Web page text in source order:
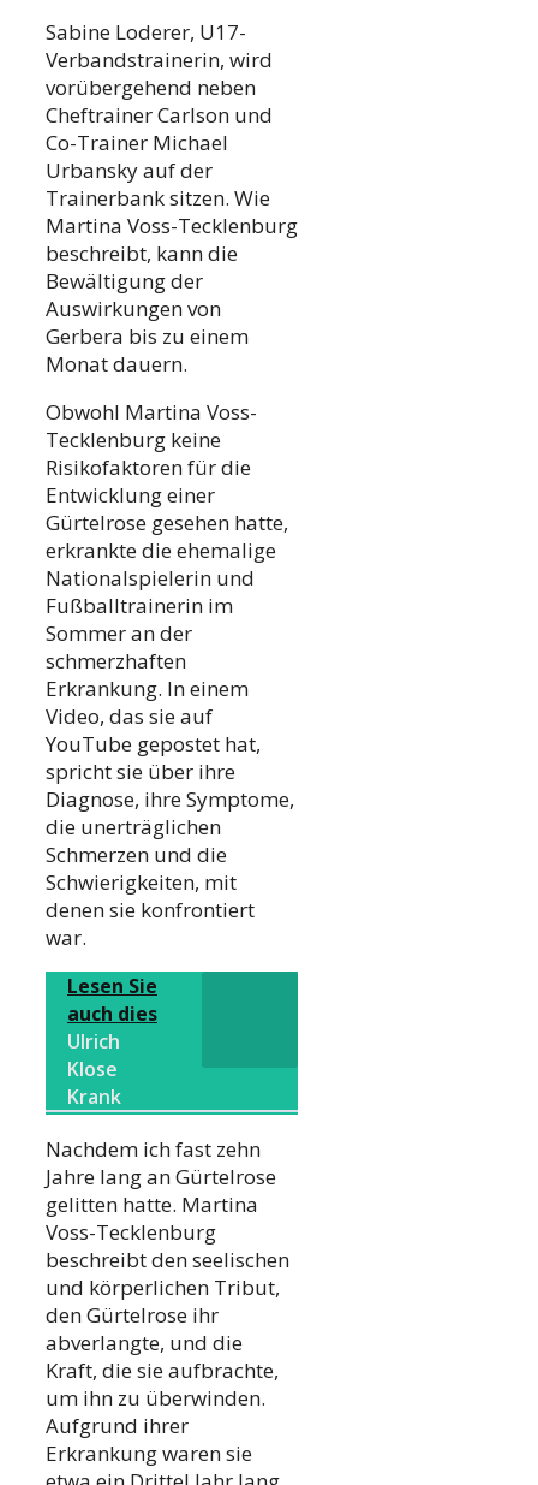
Sabine Loderer, U17-
Verbandstrainerin, wird
vorübergehend neben
Cheftrainer Carlson und
Co-Trainer Michael
Urbansky auf der
Trainerbank sitzen. Wie
Martina Voss-Tecklenburg
beschreibt, kann die
Bewältigung der
Auswirkungen von
Gerbera bis zu einem
Monat dauern.
Obwohl Martina Voss-
Tecklenburg keine
Risikofaktoren für die
Entwicklung einer
Gürtelrose gesehen hatte,
erkrankte die ehemalige
Nationalspielerin und
Fußballtrainerin im
Sommer an der
schmerzhaften
Erkrankung. In einem
Video, das sie auf
YouTube gepostet hat,
spricht sie über ihre
Diagnose, ihre Symptome,
die unerträglichen
Schmerzen und die
Schwierigkeiten, mit
denen sie konfrontiert
war.
Lesen Sie
auch dies
Ulrich
Klose
Krank
Nachdem ich fast zehn
Jahre lang an Gürtelrose
gelitten hatte. Martina
Voss-Tecklenburg
beschreibt den seelischen
und körperlichen Tribut,
den Gürtelrose ihr
abverlangte, und die
Kraft, die sie aufbrachte,
um ihn zu überwinden.
Aufgrund ihrer
Erkrankung waren sie